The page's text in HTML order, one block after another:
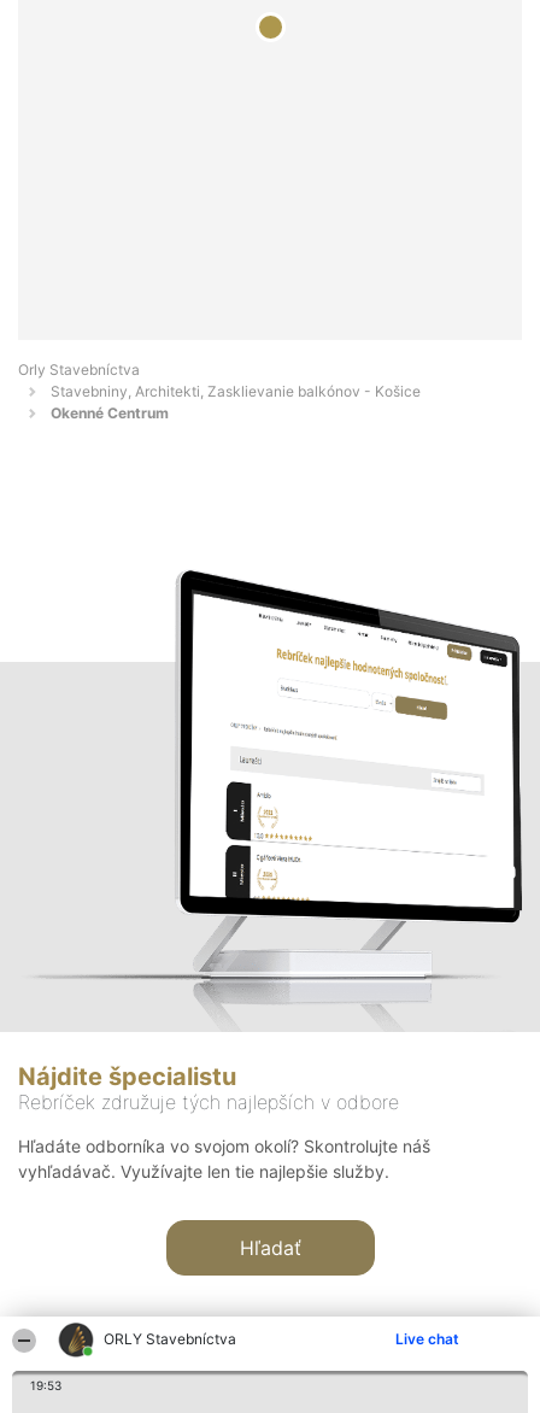
ORLY Stavebníctva Live chat
19:53
Orly Stavebníctva
Stavebniny, Architekti, Zasklievanie balkónov - Košice
Okenné Centrum
Nájdite špecialistu
Rebríček združuje tých najlepších v odbore
Hľadáte odborníka vo svojom okolí? Skontrolujte náš
vyhľadávač. Využívajte len tie najlepšie služby.
Hľadať